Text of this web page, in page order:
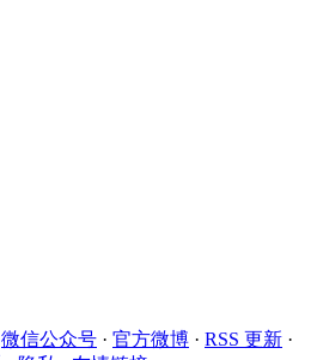
微信公众号 · 官方微博 · RSS 更新 ·